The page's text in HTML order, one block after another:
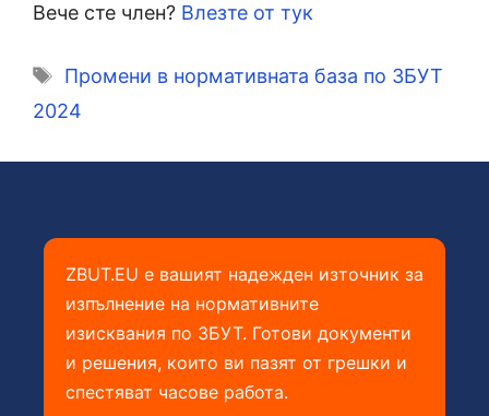
Вече сте член? Влезте от тук
Етикети
Промени в нормативната база по ЗБУТ
2024
ZBUT.EU е вашият надежден източник за
изпълнение на нормативните
изисквания по ЗБУТ. Готови документи
и решения, които ви пазят от грешки и
спестяват часове работа.